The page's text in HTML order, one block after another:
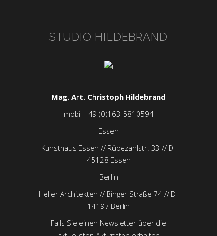
STUDIO HILDEBRAND
Mag. Art. Christoph Hildebrand
mobil +49 (0)163-5810594
Essen
Kunsthaus Essen // Rübezahlstr. 33 // D-
45128 Essen
Berlin
Heller Architekten // Binger Straße 74 // D-
14197 Berlin
Falls Sie einen Newsletter über die